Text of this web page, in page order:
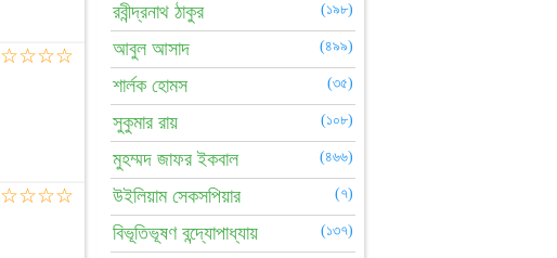
☆☆☆☆
☆☆☆☆
রবীন্দ্রনাথ ঠাকুর (১৯৮)
আবুল আসাদ (৪৯৯)
শার্লক হোমস (৩৫)
সুকুমার রায় (১০৮)
মুহম্মদ জাফর ইকবাল (৪৬৬)
উইলিয়াম সেকসপিয়ার (৭)
বিভূতিভূষণ বন্দ্যোপাধ্যায় (১৩৭)